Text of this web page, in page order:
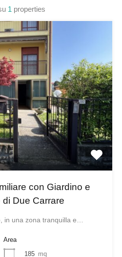
1 properties
con Giardino e
Due Carrare
in una zona tranquilla e…
Area
185 mq